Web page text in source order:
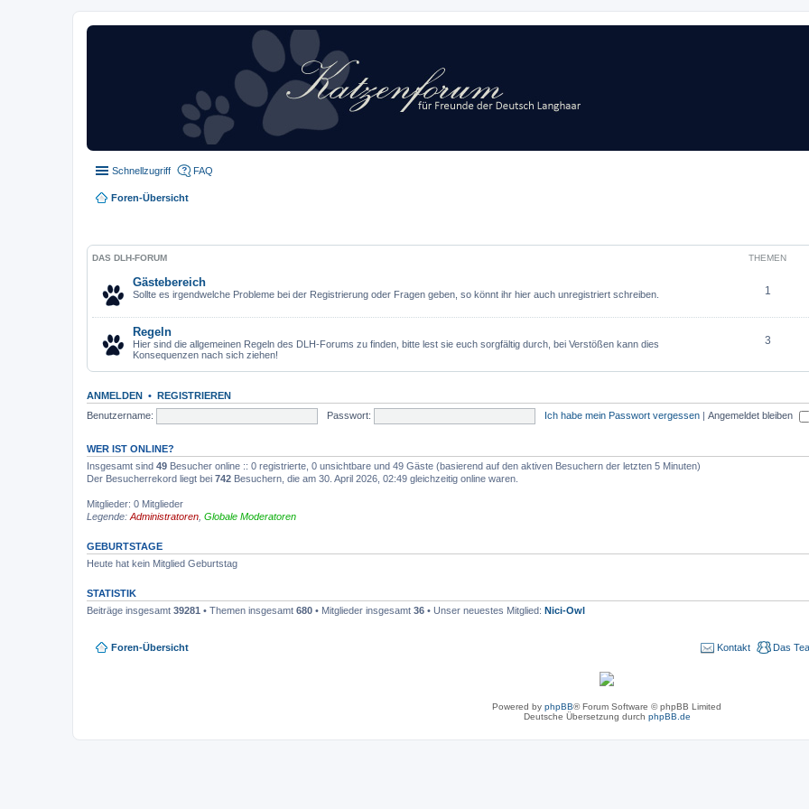
Schnellzugriff FAQ
Foren-Übersicht
DAS DLH-FORUM THEMEN
Gästebereich
Sollte es irgendwelche Probleme bei der Registrierung oder Fragen geben, so könnt ihr hier auch unregistriert schreiben. 1
Regeln
Hier sind die allgemeinen Regeln des DLH-Forums zu finden, bitte lest sie euch sorgfältig durch, bei Verstößen kann dies
Konsequenzen nach sich ziehen!
3
ANMELDEN • REGISTRIEREN
Benutzername:
Passwort: Ich habe mein Passwort vergessen | Angemeldet bleiben
WER IST ONLINE?
Insgesamt sind 49 Besucher online :: 0 registrierte, 0 unsichtbare und 49 Gäste (basierend auf den aktiven Besuchern der letzten 5 Minuten)
Der Besucherrekord liegt bei 742 Besuchern, die am 30. April 2026, 02:49 gleichzeitig online waren.
Mitglieder: 0 Mitglieder
Legende: Administratoren Globale Moderatoren
GEBURTSTAGE
Heute hat kein Mitglied Geburtstag
STATISTIK
Beiträge insgesamt 39281 • Themen insgesamt 680 • Mitglieder insgesamt 36 • Unser neuestes Mitglied: Nici-Owl
Foren-Übersicht Das
Kontakt
Powered by phpBB® Forum Software © phpBB Limited
Deutsche Übersetzung durch phpBB.de